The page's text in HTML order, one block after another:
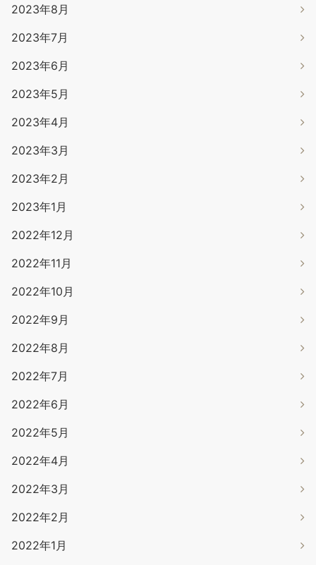
2023年8月
2023年7月
2023年6月
2023年5月
2023年4月
2023年3月
2023年2月
2023年1月
2022年12月
2022年11月
2022年10月
2022年9月
2022年8月
2022年7月
2022年6月
2022年5月
2022年4月
2022年3月
2022年2月
2022年1月